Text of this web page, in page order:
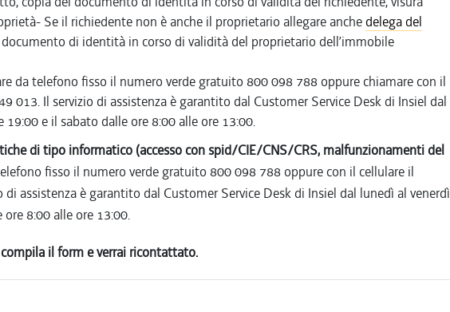
Se il richiedente non è anche il proprietario allegare anchedelega del
di identità in corso di validità del proprietario dell’immobile
da telefono fisso il numero verde gratuito 800 098 788 oppure chiamare con il
013. Il servizio di assistenza è garantito dal Customer Service Desk di Insiel dal
e il sabato dalle ore 8:00 alle ore 13:00.
di tipo informatico (accesso con spid/CIE/CNS/CRS, malfunzionamenti del
fisso il numero verde gratuito 800 098 788 oppure con il cellulare il
assistenza è garantito dal Customer Service Desk di Insiel dal lunedì al venerdì
8:00 alle ore 13:00.
il form e verrai ricontattato.